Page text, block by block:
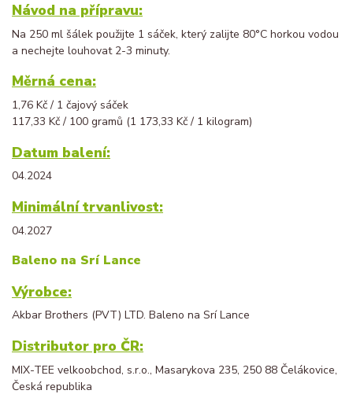
Návod na přípravu:
Na 250 ml šálek použijte 1 sáček, který zalijte 80°C horkou vodou
a nechejte louhovat 2-3 minuty.
Měrná cena:
1,76 Kč / 1 čajový sáček
117,33 Kč / 100 gramů (1 173,33 Kč / 1 kilogram)
Datum balení:
04.2024
Minimální trvanlivost:
04.2027
Baleno na Srí Lance
Výrobce:
Akbar Brothers (PVT) LTD. Baleno na Srí Lance
Distributor pro ČR:
MIX-TEE velkoobchod, s.r.o., Masarykova 235, 250 88 Čelákovice,
Česká republika